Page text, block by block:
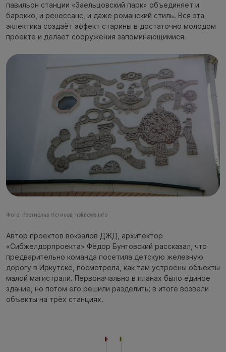
павильон станции «Заельцовский парк» объединяет и
барокко, и ренессанс, и даже романский стиль. Вся эта
эклектика создаёт эффект старины в достаточно молодом
проекте и делает сооружения запоминающимися.
Фото: Ростислав Нетисов, nsknews.info
Автор проектов вокзалов ДЖД, архитектор
«Сибжелдорпроекта» Фёдор Бунтовский рассказал, что
предварительно команда посетила детскую железную
дорогу в Иркутске, посмотрела, как там устроены объекты
малой магистрали. Первоначально в планах было единое
здание, но потом его решили разделить; в итоге возвели
объекты на трёх станциях.